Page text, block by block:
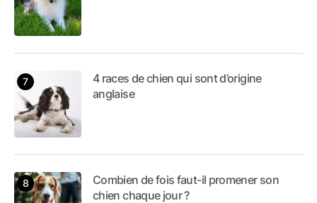
4 races de chien qui sont d’origine
anglaise
Combien de fois faut-il promener son
chien chaque jour ?